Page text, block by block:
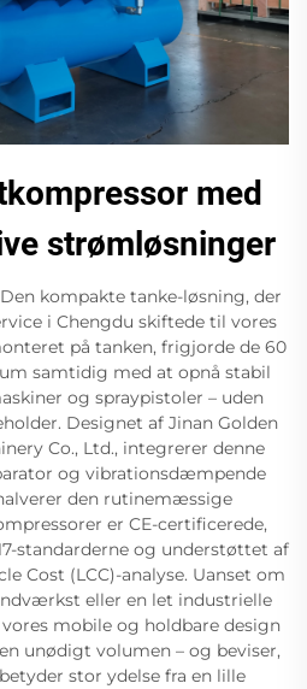
med
strømløsninger
kompakte tanke-løsning, der
i Chengdu skiftede til vores
på tanken, frigjorde de 60
samtidig med at opnå stabil
og spraypistoler – uden
Designet af Jinan Golden
Co., Ltd., integrerer denne
og vibrationsdæmpende
den rutinemæssige
er CE-certificerede,
standarderne og understøttet af
Cost (LCC)-analyse. Uanset om
eller en let industrielle
mobile og holdbare design
unødigt volumen – og beviser,
stor ydelse fra en lille